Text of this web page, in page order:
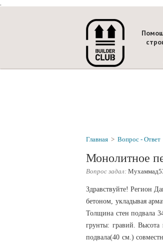
.
Главная > Вопрос - Ответ
Монолитное
Вопрос задал:
Здравствуйте! Регион
бетоном, укладывая
Толщина стен подвала
грунты: гравий.
подвала(40 см.)